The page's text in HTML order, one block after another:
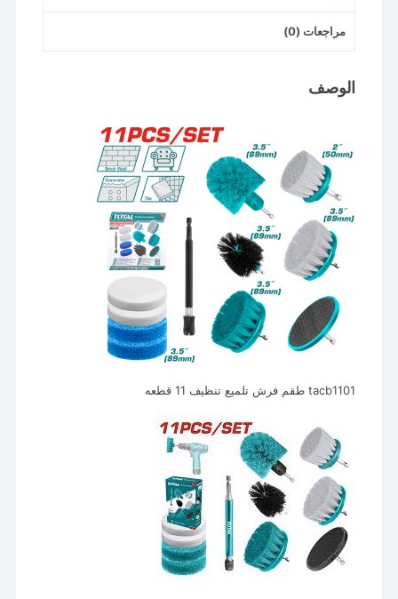
مراجعات (0)
الوصف
tacb1101 طقم فرش تلميع تنظيف 11 قطعه